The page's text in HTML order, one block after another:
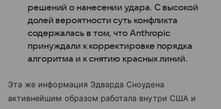
решений о нанесении удара. С высокой
долей вероятности суть конфликта
содержалась в том, что Anthropic
принуждали к корректировке порядка
алгоритма и к снятию красных линий.
Эта же информация Эдварда Сноудена
активнейшим образом работала внутри США и